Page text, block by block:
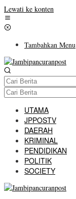
Lewati ke konten
Tambahkan Menu
UTAMA
JPPOSTV
DAERAH
KRIMINAL
PENDIDIKAN
POLITIK
SOCIETY